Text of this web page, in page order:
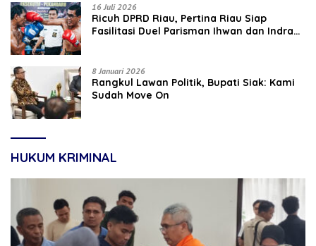
16 Juli 2026
‎Ricuh DPRD Riau, Pertina Riau Siap
Fasilitasi Duel Parisman Ihwan dan Indra
8 Januari 2026
Rangkul Lawan Politik, Bupati Siak: Kami
Sudah Move On
HUKUM KRIMINAL